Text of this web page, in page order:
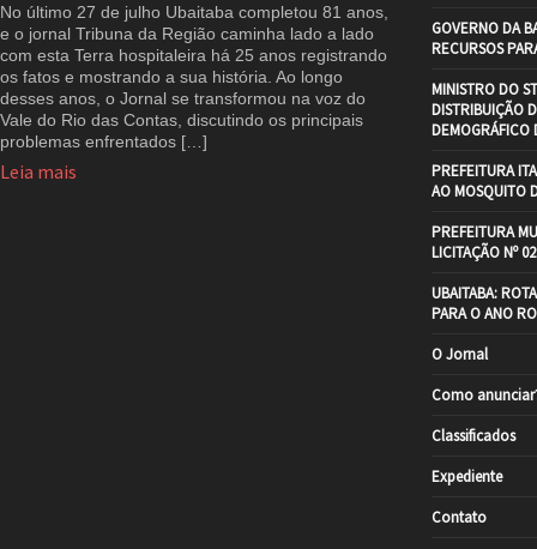
No último 27 de julho Ubaitaba completou 81 anos,
e o jornal Tribuna da Região caminha lado a lado
com esta Terra hospitaleira há 25 anos registrando
os fatos e mostrando a sua história. Ao longo
desses anos, o Jornal se transformou na voz do
Vale do Rio das Contas, discutindo os principais
problemas enfrentados […]
Leia mais
GOVERNO DA
RECURSOS
MINISTRO DO
DISTRIBUIÇÃO
DEMOGRÁFICO
PREFEITURA
AO MOSQUITO
PREFEITURA
LICITAÇÃO Nº
UBAITABA:
PARA O ANO
O Jornal
Como
Classificados
Expediente
Contato